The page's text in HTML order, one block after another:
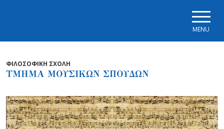
MENU
ΦΙΛΟΣΟΦΙΚΗ ΣΧΟΛΗ
ΤΜΗΜΑ ΜΟΥΣΙΚΩΝ ΣΠΟΥΔΩΝ